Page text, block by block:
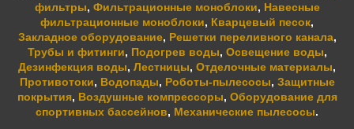
фильтры, Фильтрационные моноблоки, Навесные
фильтрационные моноблоки, Кварцевый песок,
Закладное оборудование, Решетки переливного канала,
Трубы и фитинги, Подогрев воды, Освещение воды,
Дезинфекция воды, Лестницы, Отделочные материалы,
Противотоки, Водопады, Роботы-пылесосы, Защитные
покрытия, Воздушные компрессоры, Оборудование для
спортивных бассейнов, Механические пылесосы.